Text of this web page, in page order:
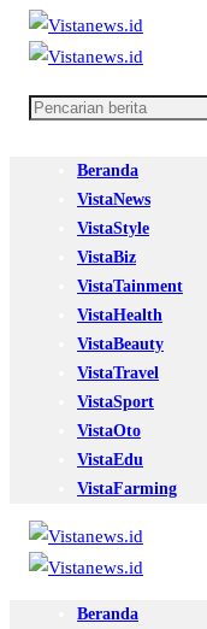
Beranda
VistaNews
VistaStyle
VistaBiz
VistaTainment
VistaHealth
VistaBeauty
VistaTravel
VistaSport
VistaOto
VistaEdu
VistaFarming
Beranda